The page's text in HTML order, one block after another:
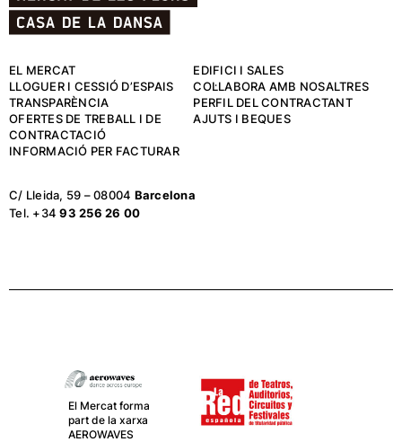
EL MERCAT
EDIFICI I SALES
LLOGUER I CESSIÓ D’ESPAIS
COL·LABORA AMB NOSALTRES
TRANSPARÈNCIA
PERFIL DEL CONTRACTANT
OFERTES DE TREBALL I DE
CONTRACTACIÓ
AJUTS I BEQUES
INFORMACIÓ PER FACTURAR
C/ Lleida, 59 – 08004 Barcelona
Tel. +3493 256 26 00
El Mercat forma
part de la xarxa
AEROWAVES